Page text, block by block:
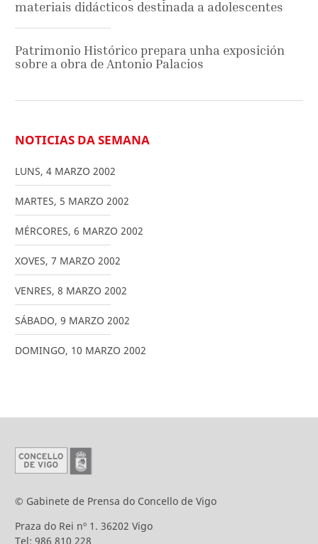
materiais didácticos destinada a adolescentes
Patrimonio Histórico prepara unha exposición
sobre a obra de Antonio Palacios
NOTICIAS DA SEMANA
LUNS, 4 MARZO 2002
MARTES, 5 MARZO 2002
MÉRCORES, 6 MARZO 2002
XOVES, 7 MARZO 2002
VENRES, 8 MARZO 2002
SÁBADO, 9 MARZO 2002
DOMINGO, 10 MARZO 2002
© Gabinete de Prensa do Concello de Vigo
Praza do Rei nº 1. 36202 Vigo
Tel: 986 810 228